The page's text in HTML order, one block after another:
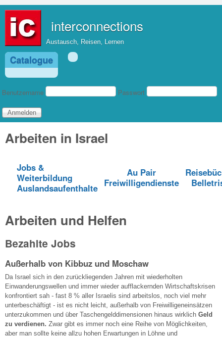
interconnections
Austausch, Reisen, Lernen
Catalogue
Benutzeranmeldung
Benutzername Passwort
Arbeiten in Israel
Jobs &
Weiterbildung
Auslandsaufenthalte
Au Pair
Freiwilligendienste
Arbeiten und Helfen
Bezahlte Jobs
Außerhalb von Kibbuz und Moschaw
Da Israel sich in den zurückliegenden Jahren mit wiederholten
Einwanderungswellen und immer wieder aufflackernden Wirtschaftskrisen
konfrontiert sah - fast 8 % aller Israelis sind arbeitslos, noch viel mehr
unterbeschäftigt - ist es nicht leicht, außerhalb von Freiwilligeneinsätzen
unterzukommen und über Taschengelddimensionen hinaus wirklich Geld
zu verdienen. Zwar gibt es immer noch eine Reihe von Möglichkeiten,
aber man sollte keine allzu hohen Erwartungen in Löhne und